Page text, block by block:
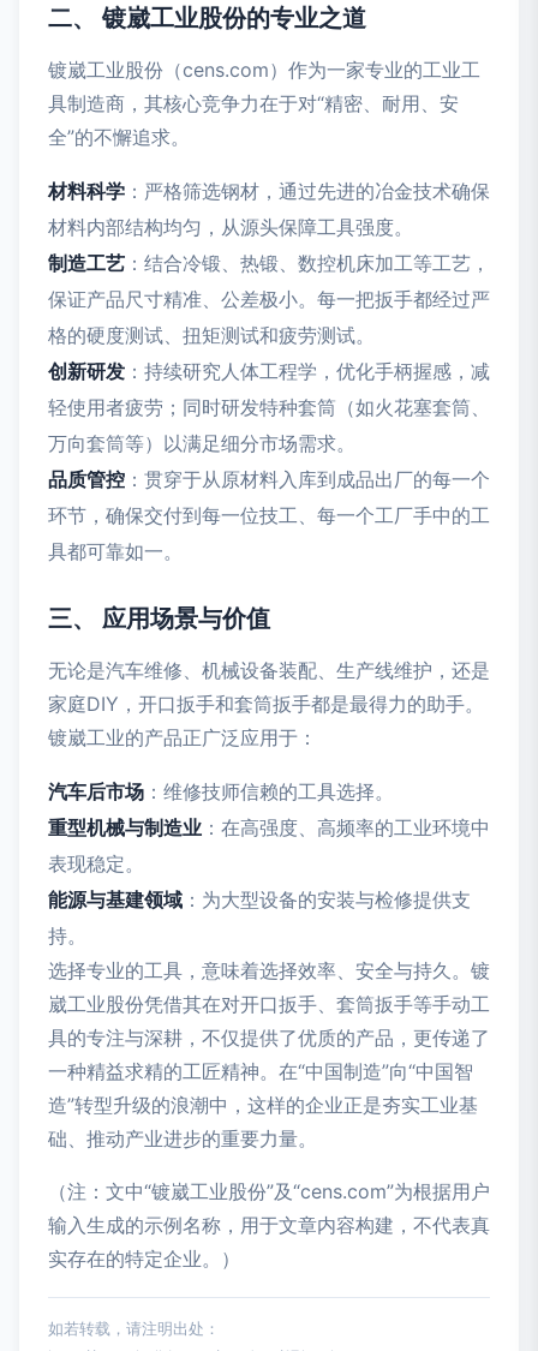
二、 镀崴工业股份的专业之道
镀崴工业股份（cens.com）作为一家专业的工业工
具制造商，其核心竞争力在于对“精密、耐用、安
全”的不懈追求。
材料科学 ：严格筛选钢材，通过先进的冶金技术确保
材料内部结构均匀，从源头保障工具强度。
制造工艺 ：结合冷锻、热锻、数控机床加工等工艺，
保证产品尺寸精准、公差极小。每一把扳手都经过严
格的硬度测试、扭矩测试和疲劳测试。
创新研发 ：持续研究人体工程学，优化手柄握感，减
轻使用者疲劳；同时研发特种套筒（如火花塞套筒、
万向套筒等）以满足细分市场需求。
品质管控 ：贯穿于从原材料入库到成品出厂的每一个
环节，确保交付到每一位技工、每一个工厂手中的工
具都可靠如一。
三、 应用场景与价值
无论是汽车维修、机械设备装配、生产线维护，还是
家庭DIY，开口扳手和套筒扳手都是最得力的助手。
镀崴工业的产品正广泛应用于：
汽车后市场 ：维修技师信赖的工具选择。
重型机械与制造业 ：在高强度、高频率的工业环境中
表现稳定。
能源与基建领域 ：为大型设备的安装与检修提供支
持。
选择专业的工具，意味着选择效率、安全与持久。镀
崴工业股份凭借其在对开口扳手、套筒扳手等手动工
具的专注与深耕，不仅提供了优质的产品，更传递了
一种精益求精的工匠精神。在“中国制造”向“中国智
造”转型升级的浪潮中，这样的企业正是夯实工业基
础、推动产业进步的重要力量。
（注：文中“镀崴工业股份”及“cens.com”为根据用户
输入生成的示例名称，用于文章内容构建，不代表真
实存在的特定企业。）
如若转载，请注明出处：